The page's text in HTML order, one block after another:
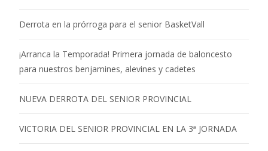
Derrota en la prórroga para el senior BasketVall
¡Arranca la Temporada! Primera jornada de baloncesto
para nuestros benjamines, alevines y cadetes
NUEVA DERROTA DEL SENIOR PROVINCIAL
VICTORIA DEL SENIOR PROVINCIAL EN LA 3ª JORNADA